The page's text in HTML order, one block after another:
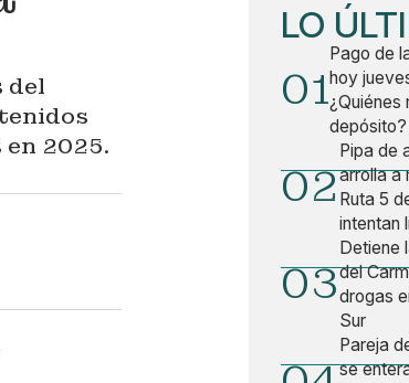
del
2025.
LO
01
Pago de
hoy
¿Quiénes
depósito?
02
Pipa de
arrolla a
Ruta 5
intentan
03
Detiene
del
drogas
Sur
Pareja
se